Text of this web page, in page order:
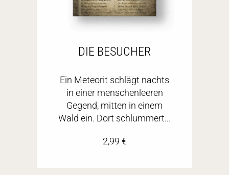
DIE BESUCHER
Ein Meteorit schlägt nachts
in einer menschenleeren
Gegend, mitten in einem
Wald ein. Dort schlummert...
2,99 €